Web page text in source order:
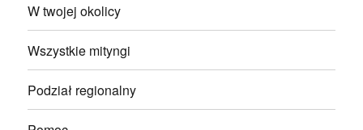
W twojej okolicy
Wszystkie mityngi
Podział regionalny